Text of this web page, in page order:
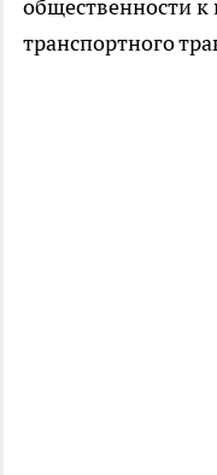
общественности
транспортного